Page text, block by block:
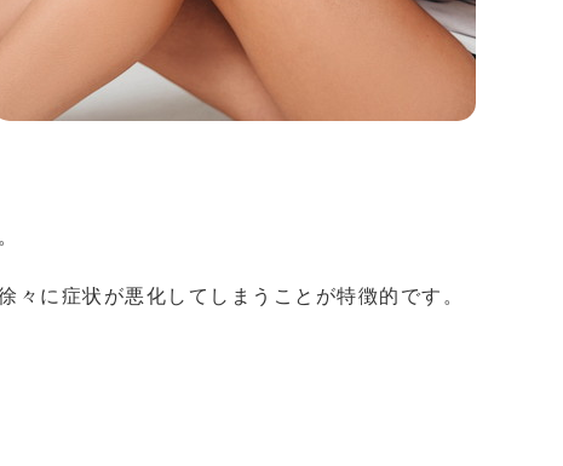
々に症状が悪化してしまうことが特徴的です。